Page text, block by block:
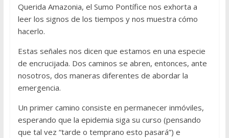
Querida Amazonia, el Sumo Pontífice nos exhorta a
leer los signos de los tiempos y nos muestra cómo
hacerlo.
Estas señales nos dicen que estamos en una especie
de encrucijada. Dos caminos se abren, entonces, ante
nosotros, dos maneras diferentes de abordar la
emergencia.
Un primer camino consiste en permanecer inmóviles,
esperando que la epidemia siga su curso (pensando
que tal vez “tarde o temprano esto pasará”) e